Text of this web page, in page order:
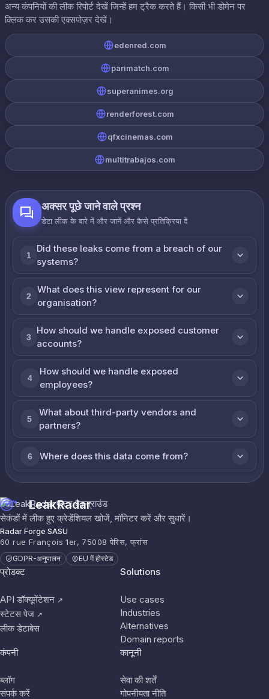
अन्य कंपनियों की लीक रिपोर्ट देखें जिन्हें हम ट्रैक करते हैं। किसी भी डोमेन पर
क्लिक कर उसकी एक्सपोज़र देखें।
edenred.com
parimatch.com
superanimes.org
renderforest.com
qfxcinemas.com
multitrabajos.com
अक्सर पूछे जाने वाले प्रश्न
डेटा लीक के बारे में और जानें और कैसे प्रतिक्रिया दें
1
Did these leaks come from a breach of our
systems?
2
What does this view represent for our
organisation?
3
How should we handle exposed customer
accounts?
4
How should we handle exposed
employees?
5
What about third-party vendors and
partners?
6 Where does this data come from?
LeakRadar
सेकंडों में लीक हुए क्रेडेंशियल खोजें, मॉनिटर करें और सुधारें।
Radar Forge SASU
60 rue François 1er, 75008 पेरिस, फ्रांस
GDPR-अनुपालन EU में होस्टेड
प्रोडक्ट
API डॉक्यूमेंटेशन ↗
स्टेटस पेज ↗
लीक डेटाबेस
Solutions
Use cases
Industries
Alternatives
Domain reports
कंपनी
ब्लॉग
संपर्क करें
कानूनी
सेवा की शर्तें
गोपनीयता नीति